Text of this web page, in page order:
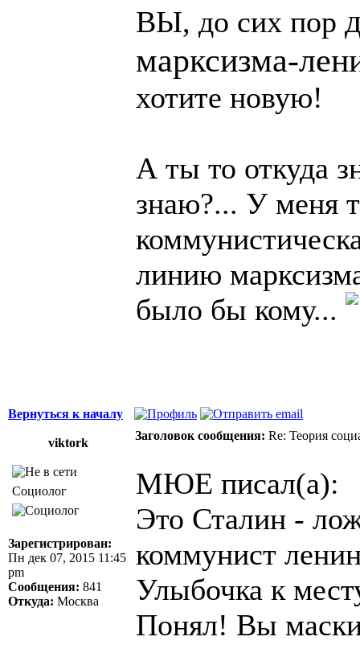
ВЫ, до сих пор
марксизма-
хотите новую!
А ты то откуда
знаю?... У меня
линию
было бы кому...
Вернуться к началу
viktork
Заголовок сообщения: Re: Теория
Социолог
Зарегистрирован:
Пн дек 07, 2015 11:45
pm
Сообщения: 841
Откуда: Москва
МЮЕ писал(а):
Это Сталин -
коммунист
Улыбочка к
Понял! Вы